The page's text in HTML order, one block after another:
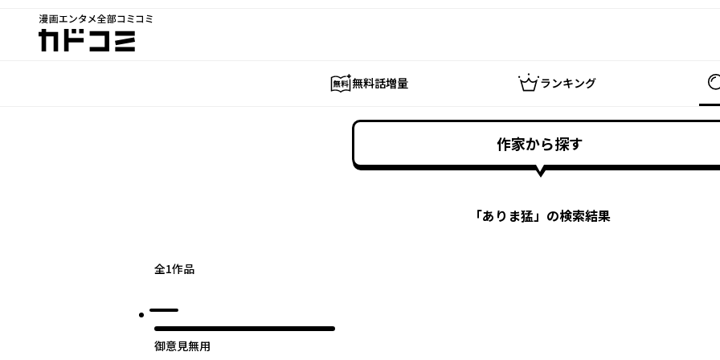
漫画エンタメ全部コミコミ
カドコミ
無料話増量 ランキング
作家から探す
「ありま猛」の検索結果
全1作品
御意見無用